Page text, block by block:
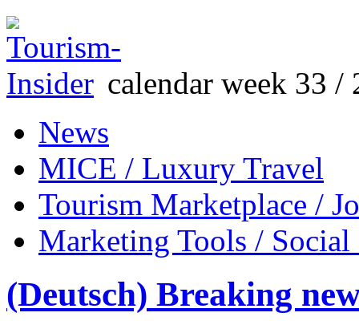
calendar week 33 /
News
MICE / Luxury Travel
Tourism Marketplace /
Marketing Tools /
(Deutsch) Breaking